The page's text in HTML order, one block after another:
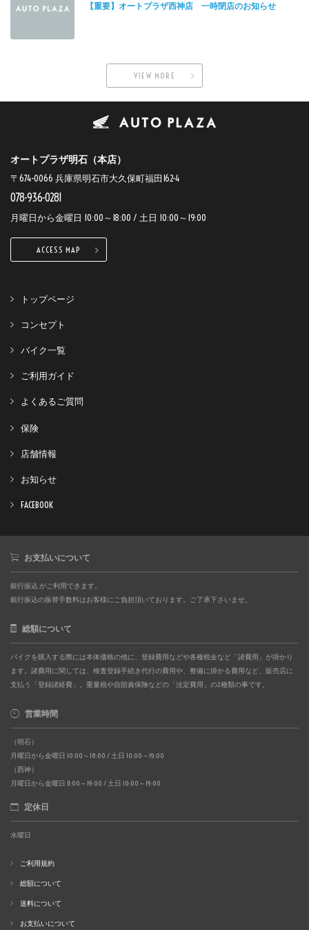
【重要】オートプラザ西神店 一時閉店のお知らせ
VIEW MORE
オートプラザ明石（本店）
〒674-0066 兵庫県明石市大久保町福田162-4
078-936-0281
月曜日から金曜日 10:00～18:00 / 土日 10:00～19:00
ACCESS MAP
トップページ
コンセプト
バイク一覧
ご利用ガイド
よくあるご質問
保険
店舗情報
お知らせ
FACEBOOK
お支払いについて
銀行振込 がご利用できます。
銀行振込の振替手数料はお客様にご負担頂いております。ご了承下さいませ。
総額について
バイクを購入する際には本体価格の他に、登録費用などや各種税金など「諸費用」が掛かり
ます。諸費用に関しては、検査登録手続き代行の費用や、整備に掛かる費用など、販売店に
支払う「登録諸経費」。重量税や自賠責保険などの「法定費用」の2種類の事です。
営業時間
（明石）
月曜日から金曜日 10:00～18:00 / 土日 10:00～19:00
（西神）
月曜日から金曜日 11:00～19:00 / 土日 10:00～19:00
定休日
水曜日
ご利用規約
総額について
送料について
お支払いについて